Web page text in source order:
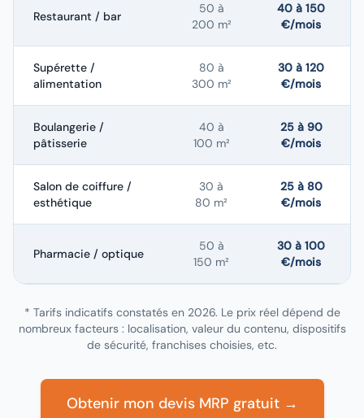
Restaurant / bar
50 à
200 m²
40 à 150
€/mois
Supérette /
alimentation
80 à
300 m²
30 à 120
€/mois
Boulangerie /
pâtisserie
40 à
100 m²
25 à 90
€/mois
Salon de coiffure /
esthétique
30 à
80 m²
25 à 80
€/mois
Pharmacie / optique
50 à
150 m²
30 à 100
€/mois
* Tarifs indicatifs constatés en 2026. Le prix réel dépend de
nombreux facteurs : localisation, valeur du contenu, dispositifs
de sécurité, franchises choisies, etc.
Obtenir mon devis MRP gratuit →